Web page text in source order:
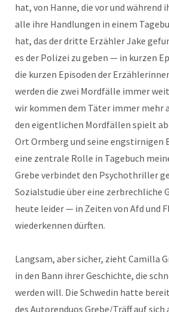
hat, von Hanne, die vor und während
alle ihre Hand­lun­gen in einem
hat, das der dritte Erzäh­ler Jake
es der Polizei zu geben — in kurzen
die kurzen Episo­den der
wer­den die zwei Mord­fälle immer
wir kom­men dem Täter immer mehr
den eigentlichen Mord­fällen spielt
Ort Orm­berg und seine eng­stirni­gen
eine zen­trale Rolle in Tage­buch
Grebe verbindet den Psy­chothriller
Sozial­studie über eine zer­brech­liche
heute lei­der — in Zeit­en von Afd und
wiederken­nen dürften.
Langsam, aber sich­er, zieht Camil­la
in den Bann ihrer Geschichte, die
wer­den will. Die Schwedin hat­te
des Autoren­du­os Grebe/Träff auf sich